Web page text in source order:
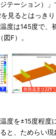
テーション）」
見るとはっき
度は145度で、
F）。
度を±15度程度
と、ためらい